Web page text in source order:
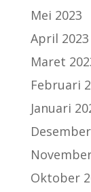
Mei 2023
April 2023
Maret
Februari
Januari
Oktober